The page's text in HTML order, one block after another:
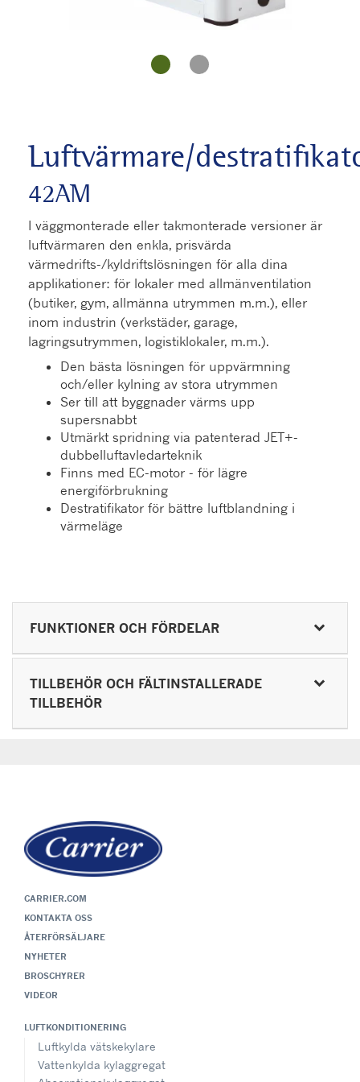
Luftvärmare/
42AM
I väggmonterade eller takmonterade versioner är
luftvärmaren den enkla, prisvärda
värmedrifts-/kyldriftslösningen för alla dina
applikationer: för lokaler med allmänventilation
(butiker, gym, allmänna utrymmen m.m.), eller
inom industrin (verkstäder, garage,
lagringsutrymmen, logistiklokaler, m.m.).
Den bästa lösningen för uppvärmning
och/eller kylning av stora utrymmen
Ser till att byggnader värms upp
supersnabbt
Utmärkt spridning via patenterad JET+-
dubbelluftavledarteknik
Finns med EC-motor - för lägre
energiförbrukning
Destratifikator för bättre luftblandning i
värmeläge
FUNKTIONER OCH FÖRDELAR
TILLBEHÖR OCH FÄLTINSTALLERADE
TILLBEHÖR
CARRIER.COM
KONTAKTA OSS
ÅTERFÖRSÄLJARE
NYHETER
BROSCHYRER
VIDEOR
LUFTKONDITIONERING
Luftkylda vätskekylare
Vattenkylda kylaggregat